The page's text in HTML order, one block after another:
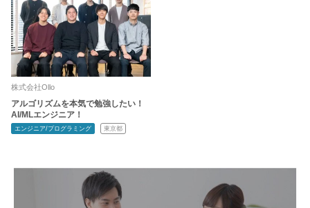
株式会社Ollo
アルゴリズムを本気で勉強したい！
AI/MLエンジニア！
エンジニア/プログラミング 東京都